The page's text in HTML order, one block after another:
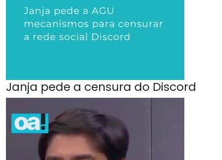
Janja pede a censura do Discord